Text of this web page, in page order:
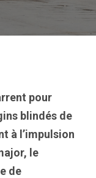
pour
blindés de
à l’impulsion
le
de